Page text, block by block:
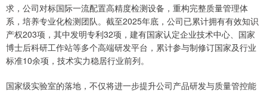
求，公司对标国际一流配置高精度检测设备，重构完整质量管理体
系，培养专业化检测团队。截至2025年底，公司已累计拥有有效知识
产权203项，其中发明专利32项，建有国家认定企业技术中心、国家
博士后科研工作站等多个高端研发平台，累计参与制修订国家及行业
标准10余项，技术实力稳居行业前列。
国家级实验室的落地，不仅将进一步提升公司产品研发与质量管控能